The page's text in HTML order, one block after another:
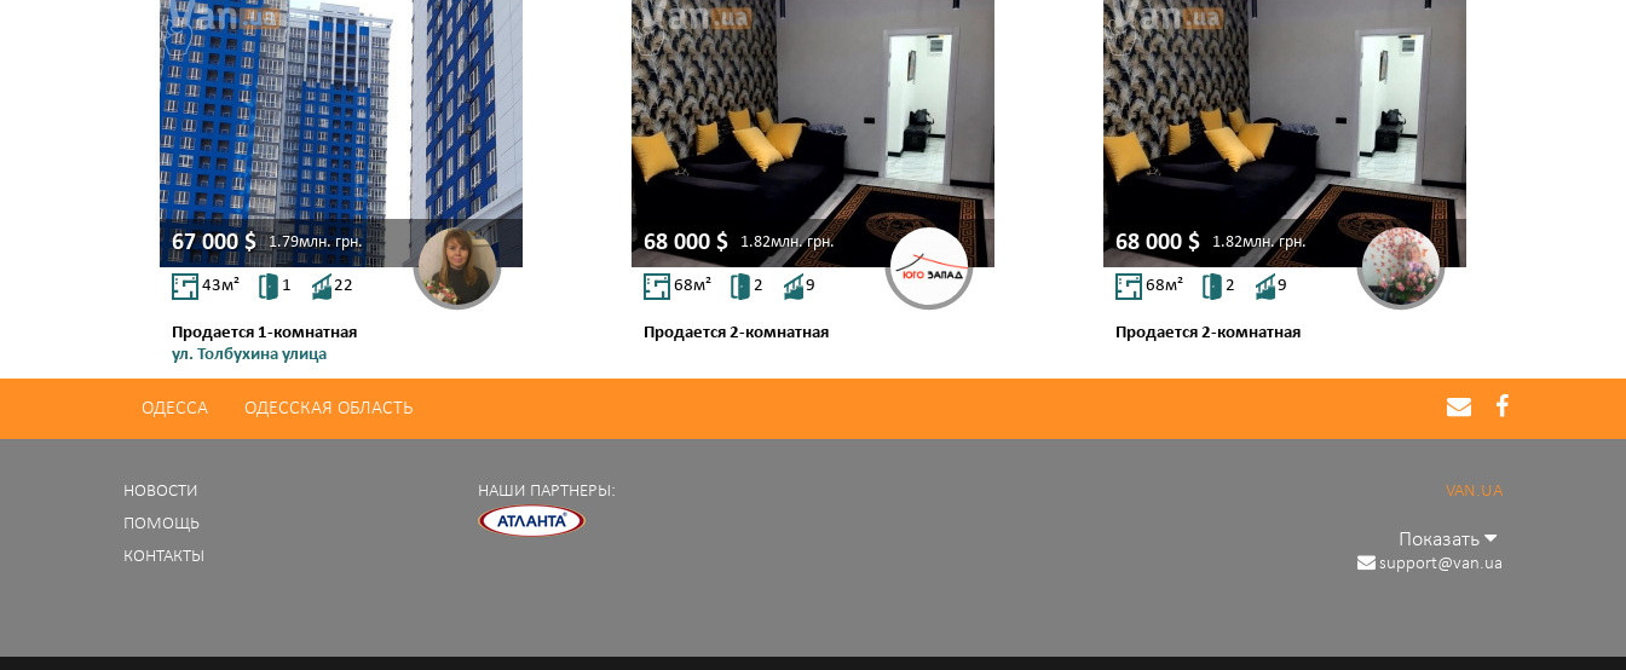
67 000$ 1.79млн.грн.
43м² 1 22
Продается 1-комнатная
ул. Толбухина улица
68 000 $ 1.82млн.грн.
68м² 2 9
Продается 2-комнатная
Таирово
68 000 $ 1.82млн.грн.
68м² 2 9
Продается 2-комнатная
ОДЕССА ОДЕССКАЯ ОБЛАСТЬ
НОВОСТИ
ПОМОЩЬ
КОНТАКТЫ
НАШИ ПАРТНЕРЫ: VAN.UA
Показать
support@van.ua